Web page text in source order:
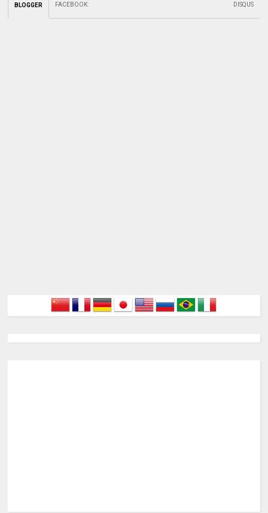
BLOGGER FACEBOOK: DISQUS